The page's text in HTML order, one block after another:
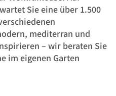
Sie eine über 1.500
mediterran und
– wir beraten Sie
im eigenen Garten